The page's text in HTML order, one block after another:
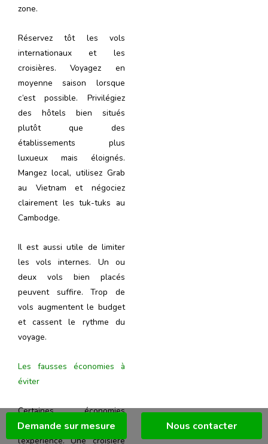
zone.
Réservez tôt les vols
internationaux et les
croisières. Voyagez en
moyenne saison lorsque
c’est possible. Privilégiez
des hôtels bien situés
plutôt que des
établissements plus
luxueux mais éloignés.
Mangez local, utilisez Grab
au Vietnam et négociez
clairement les tuk-tuks au
Cambodge.
Il est aussi utile de limiter
les vols internes. Un ou
deux vols bien placés
peuvent suffire. Trop de
vols augmentent le budget
et cassent le rythme du
voyage.
Les fausses économies à
éviter
Certaines économies
peuvent abîmer
l’expérience. Une croisière
Demande sur mesure Nous contacter